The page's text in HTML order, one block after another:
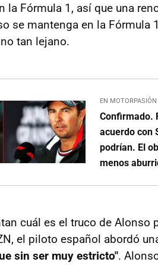
la Fórmula 1, así que una
se mantenga en la
tan lejano.
EN MOTORPASIÓN
Confirmado.
acuerdo con
podrían. El
menos
cuál es el truco de Alonso
el piloto español abordó
sin ser muy estricto".